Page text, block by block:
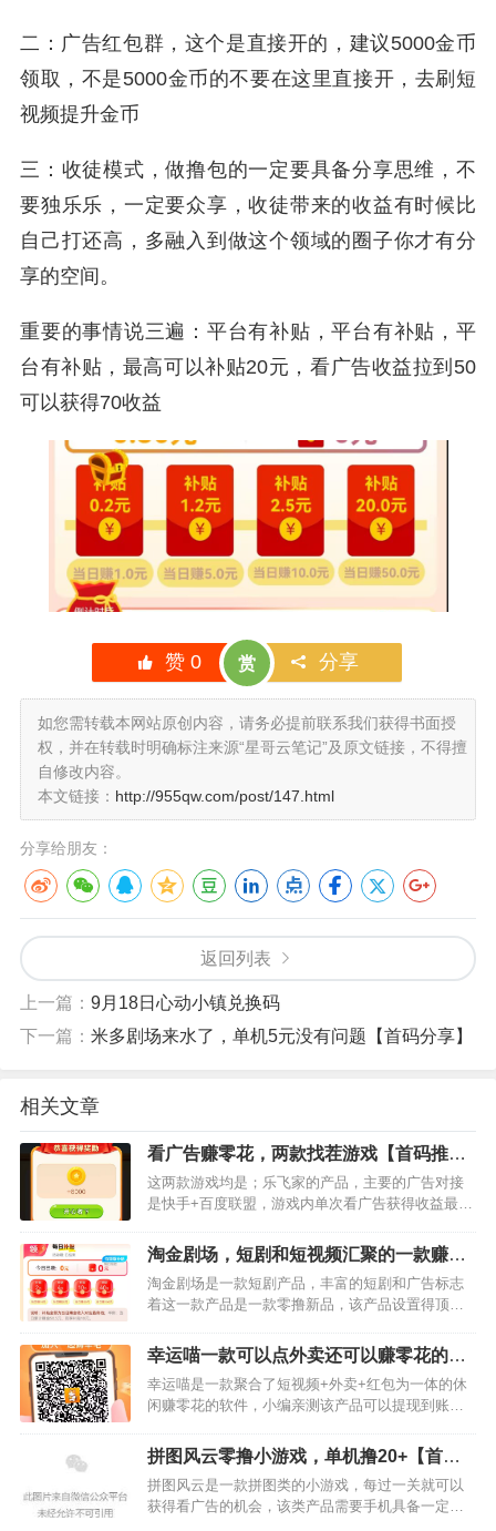
二：广告红包群，这个是直接开的，建议5000金币
领取，不是5000金币的不要在这里直接开，去刷短
视频提升金币
三：收徒模式，做撸包的一定要具备分享思维，不
要独乐乐，一定要众享，收徒带来的收益有时候比
自己打还高，多融入到做这个领域的圈子你才有分
享的空间。
重要的事情说三遍：平台有补贴，平台有补贴，平
台有补贴，最高可以补贴20元，看广告收益拉到50
可以获得70收益
赞 0 赏 分享
如您需转载本网站原创内容，请务必提前联系我们获得书面授
权，并在转载时明确标注来源“星哥云笔记”及原文链接，不得擅
自修改内容。
本文链接： http://955qw.com/post/147.html
分享给朋友：
返回列表
上一篇： 9月18日心动小镇兑换码
下一篇： 米多剧场来水了，单机5元没有问题【首码分享】
相关文章
看广告赚零花，两款找茬游戏【首码推
荐】
这两款游戏均是；乐飞家的产品，主要的广告对接
是快手+百度联盟，游戏内单次看广告获得收益最高
好运找茬下面是找茬找不停点我下载进入游戏后找
出图片不同点通…
淘金剧场，短剧和短视频汇聚的一款赚零
花产品【首码推荐】
淘金剧场是一款短剧产品，丰富的短剧和广告标志
着这一款产品是一款零撸新品，该产品设置得顶包
品上线活动很多，每天可以领取补贴最高可以获得
40元奖励最初级的一…
幸运喵一款可以点外卖还可以赚零花的产
品【首码分享】
幸运喵是一款聚合了短视频+外卖+红包为一体的休
闲赚零花的软件，小编亲测该产品可以提现到账，
甲，手，我测试的时候插屏和激励视频全是甲的。
先分享首码建议保存图片…
拼图风云零撸小游戏，单机撸20+【首码
分享】
拼图风云是一款拼图类的小游戏，每过一关就可以
获得看广告的机会，该类产品需要手机具备一定的